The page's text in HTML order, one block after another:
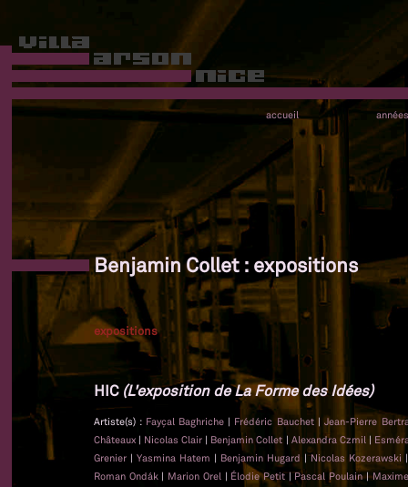
accueil années
Benjamin Collet : expositions
expositions
HIC(L'exposition de La Forme des Idées)
Artiste(s) : Fayçal Baghriche | Frédéric Bauchet |Jean-Pierre
Châteaux | Nicolas Clair | Benjamin Collet | Alexandra Czmil |
Grenier | Yasmina Hatem | Benjamin Hugard |Nicolas Kozerawski
Roman Ondák | Marion Orel | Élodie Petit |Pascal Poulain|